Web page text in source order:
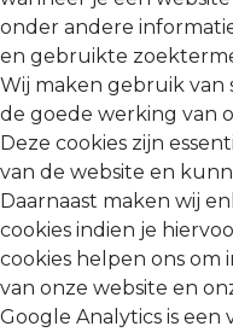
onder andere
en gebruikte
Wij maken gebruik van
de goede werking van
Deze cookies zijn
van de website en
Daarnaast maken wij
cookies indien je
cookies helpen ons
van onze website en
Google Analytics is een